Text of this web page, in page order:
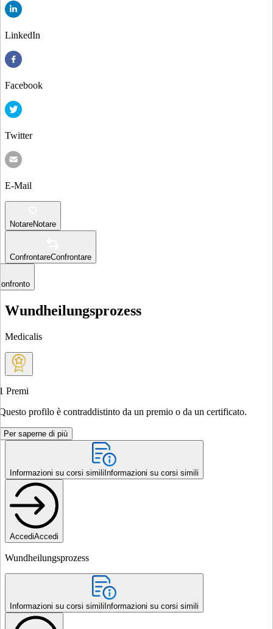
LinkedIn
Facebook
Twitter
E-Mail
NotareNotare
ConfrontareConfrontare
Wundheilungsprozess
Medicalis
Premi
profilo è contraddistinto da un premio o da un certificato.
Per saperne di più
Informazioni su corsi simili Informazioni su corsi simili
AccediAccedi
Wundheilungsprozess
Informazioni su corsi simili Informazioni su corsi simili